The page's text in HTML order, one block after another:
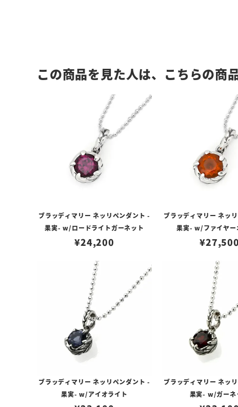
この商品を見た人は、こちらの商
ブラッディマリー ネッリペンダント -
果実- w/ロードライトガーネット
¥24,200
ブラッディマリー ネッ
果実- w/ファイヤー
¥27,500
ブラッディマリー ネッリペンダント -
果実- w/アイオライト
ブラッディマリー ネッ
果実- w/ガーネ